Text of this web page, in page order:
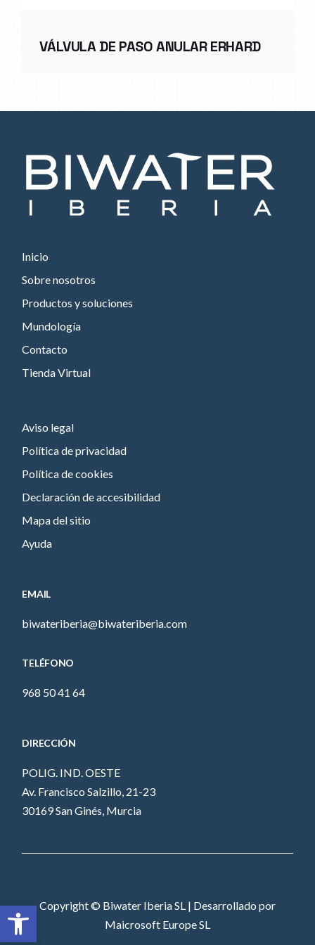
Abrir barra de herramientas
VÁLVULA DE PASO ANULAR ERHARD
Inicio
Sobre nosotros
Productos y soluciones
Mundología
Contacto
Tienda Virtual
Aviso legal
Política de privacidad
Política de cookies
Declaración de accesibilidad
Mapa del sitio
Ayuda
EMAIL
biwateriberia@biwateriberia.com
TELÉFONO
968 50 41 64
DIRECCIÓN
POLIG. IND. OESTE
Av. Francisco Salzillo, 21-23
30169 San Ginés, Murcia
Copyright © Biwater Iberia SL | Desarrollado por
Maicrosoft Europe SL